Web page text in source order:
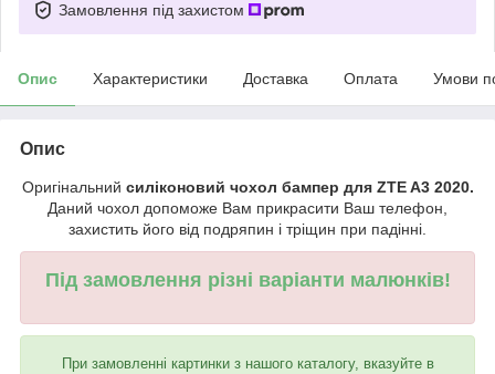
Замовлення під захистом
Опис Характеристики Доставка Оплата Умови
Опис
Оригінальний силіконовий чохол бампер для ZTE A3 2020.
Даний чохол допоможе Вам прикрасити Ваш телефон,
захистить його від подряпин і тріщин при падінні.
Під замовлення різні варіанти малюнків!
При замовленні картинки з нашого каталогу, вказуйте в